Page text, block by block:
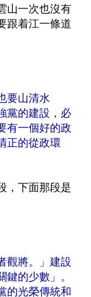
山一次也沒有
跟着江一條道
要山清水
黨的建設，必
有一個好的政
正的從政環
，下面那段是
觀將。」建設
的少數」。
的光榮傳統和